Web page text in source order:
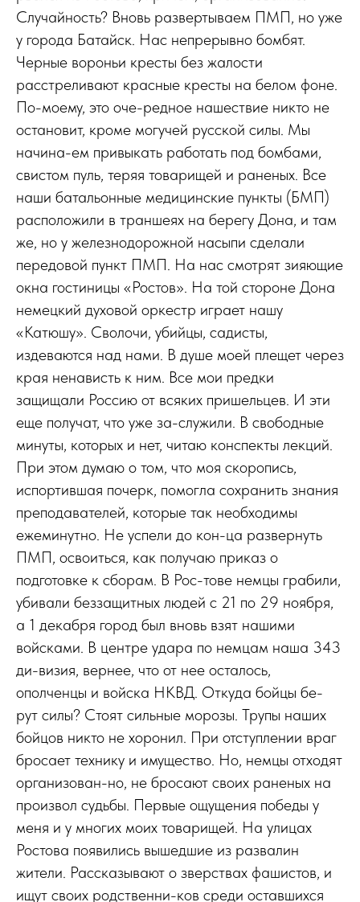
Случайность? Вновь развертываем ПМП, но уже
у города Батайск. Нас непрерывно бомбят.
Черные вороньи кресты без жалости
расстреливают красные кресты на белом фоне.
По-моему, это оче-редное нашествие никто не
остановит, кроме могучей русской силы. Мы
начина-ем привыкать работать под бомбами,
свистом пуль, теряя товарищей и раненых. Все
наши батальонные медицинские пункты (БМП)
расположили в траншеях на берегу Дона, и там
же, но у железнодорожной насыпи сделали
передовой пункт ПМП. На нас смотрят зияющие
окна гостиницы «Ростов». На той стороне Дона
немецкий духовой оркестр играет нашу
«Катюшу». Сволочи, убийцы, садисты,
издеваются над нами. В душе моей плещет через
края ненависть к ним. Все мои предки
защищали Россию от всяких пришельцев. И эти
еще получат, что уже за-служили. В свободные
минуты, которых и нет, читаю конспекты лекций.
При этом думаю о том, что моя скоропись,
испортившая почерк, помогла сохранить знания
преподавателей, которые так необходимы
ежеминутно. Не успели до кон-ца развернуть
ПМП, освоиться, как получаю приказ о
подготовке к сборам. В Рос-тове немцы грабили,
убивали беззащитных людей с 21 по 29 ноября,
а 1 декабря город был вновь взят нашими
войсками. В центре удара по немцам наша 343
ди-визия, вернее, что от нее осталось,
ополченцы и войска НКВД. Откуда бойцы бе-
рут силы? Стоят сильные морозы. Трупы наших
бойцов никто не хоронил. При отступлении враг
бросает технику и имущество. Но, немцы отходят
организован-но, не бросают своих раненых на
произвол судьбы. Первые ощущения победы у
меня и у многих моих товарищей. На улицах
Ростова появились вышедшие из развалин
жители. Рассказывают о зверствах фашистов, и
ищут своих родственни-ков среди оставшихся